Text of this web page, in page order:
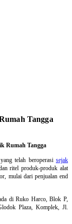
Tangga
Rumah Tangga
telah beroperasisejak
ritel produk-produk alat
mulai dari penjualan end
di Ruko Harco, Blok P,
Plaza, Komplek, Jl.